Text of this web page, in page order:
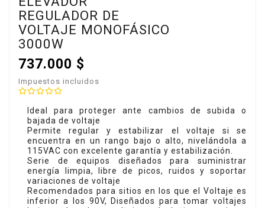
REGULADOR DE
VOLTAJE MONOFÁSICO
3000W
737.000 $
Impuestos incluidos
Ideal para proteger ante cambios de subida o
bajada de voltaje
Permite regular y estabilizar el voltaje si se
encuentra en un rango bajo o alto, nivelándola a
115VAC con excelente garantía y estabilización.
Serie de equipos diseñados para suministrar
energía limpia, libre de picos, ruidos y soportar
variaciones de voltaje
Recomendados para sitios en los que el Voltaje es
inferior a los 90V, Diseñados para tomar voltajes